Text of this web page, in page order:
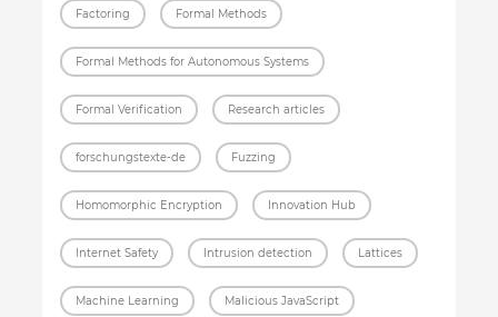
Factoring Formal Methods
Formal Methods for Autonomous Systems
Formal Verification Research articles
forschungstexte-de Fuzzing
Homomorphic Encryption Innovation Hub
Internet Safety Intrusion detection Lattices
Machine Learning Malicious JavaScript